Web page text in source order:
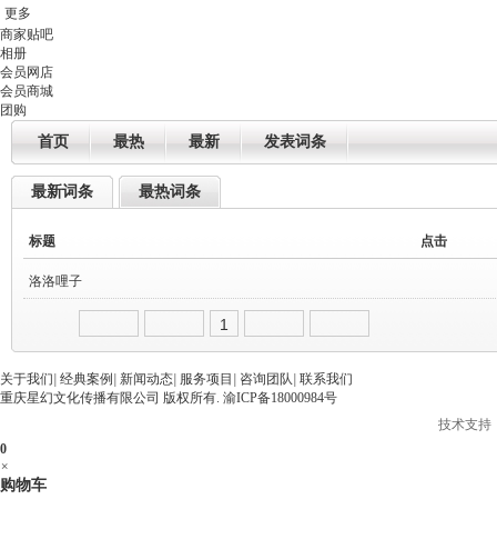
更多
商家贴吧
相册
会员网店
会员商城
团购
首页 最热 最新 发表词条
最新词条 最热词条
标题 点击
洛洛哩子
2018-01-27 01:32:37
1
关于我们 经典案例 新闻动态 服务项目 咨询团队 联系我们
重庆星幻文化传播有限公司 版权所有. 渝ICP备18000984号
技术支持
0
×
购物车